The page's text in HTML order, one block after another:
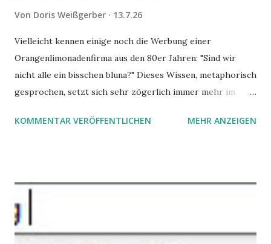
Von Doris Weißgerber 13.7.26
Vielleicht kennen einige noch die Werbung einer
Orangenlimonadenfirma aus den 80er Jahren: "Sind wir
nicht alle ein bisschen bluna?" Dieses Wissen, metaphorisch
gesprochen, setzt sich sehr zögerlich immer mehr im
gleich. Im Arbeitskontext kann es zu nicht verstandenen
Angstzuständen ihrer Mitglieder. Dafür könnte es Gründe
geben, die weitgehend noch im Dunkeln zu liegen scheinen.
KOMMENTAR VERÖFFENTLICHEN MEHR ANZEIGEN